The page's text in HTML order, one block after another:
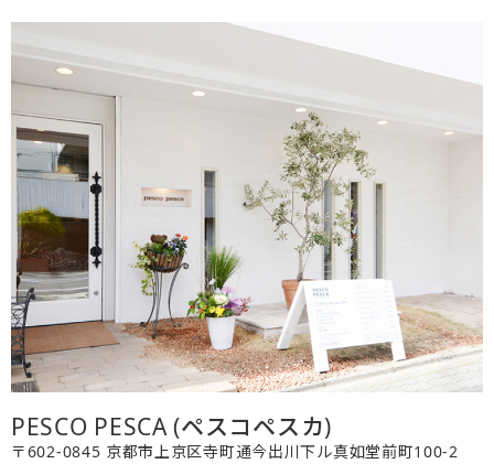
PESCO PESCA (ペスコペスカ)
〒602-0845 京都市上京区寺町通今出川下ル真如堂前町100-2